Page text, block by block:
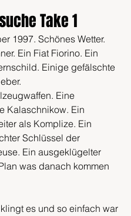
Take 1
1997. Schönes Wetter.
Ein Fiat Fiorino. Ein
Einige gefälschte
Eine
Kalaschnikow. Ein
als Komplize. Ein
Schlüssel der
Ein ausgeklügelter
was danach kommen
es und so einfach war